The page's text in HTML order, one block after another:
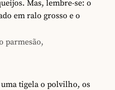
Mas, lembre-se: o
em ralo grosso e o
parmesão,
tigela o polvilho, os